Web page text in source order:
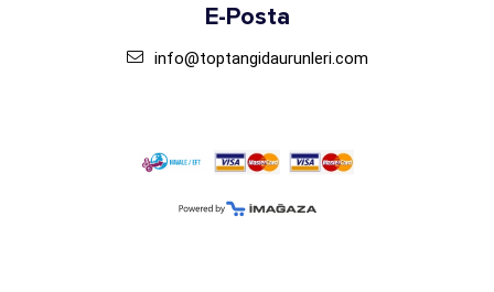
E-Posta
info@toptangidaurunleri.com